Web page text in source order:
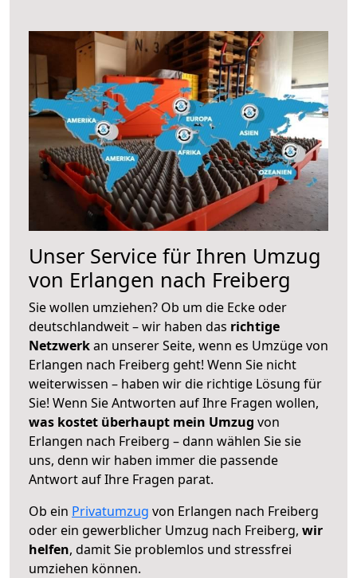
Unser Service für Ihren Umzug
von Erlangen nach Freiberg
Sie wollen umziehen? Ob um die Ecke oder
deutschlandweit – wir haben das richtige
Netzwerkan unserer Seite, wenn es Umzüge von
Erlangen nach Freiberg geht! Wenn Sie nicht
weiterwissen – haben wir die richtige Lösung für
Sie! Wenn Sie Antworten auf Ihre Fragen wollen,
was kostet überhaupt mein Umzug von
Erlangen nach Freiberg – dann wählen Sie sie
uns, denn wir haben immer die passende
Antwort auf Ihre Fragen parat.
Ob ein Privatumzug von Erlangen nach Freiberg
oder ein gewerblicher Umzug nach Freiberg, wir
helfen, damit Sie problemlos und stressfrei
umziehen können.